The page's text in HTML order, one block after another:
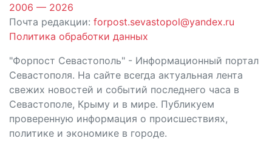
2006 — 2026
Почта редакции: forpost.sevastopol@yandex.ru
Политика обработки данных
"Форпост Севастополь" - Информационный портал
Севастополя. На сайте всегда актуальная лента
свежих новостей и событий последнего часа в
Севастополе, Крыму и в мире. Публикуем
проверенную информация о происшествиях,
политике и экономике в городе.